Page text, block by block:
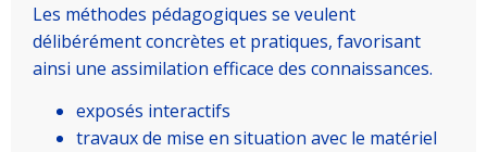
Les méthodes pédagogiques se veulent
délibérément concrètes et pratiques, favorisant
ainsi une assimilation efficace des connaissances.
exposés interactifs
travaux de mise en situation avec le matériel